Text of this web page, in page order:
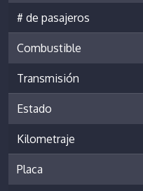
# de pasajeros
Combustible
Transmisión
Estado
Kilometraje
Placa